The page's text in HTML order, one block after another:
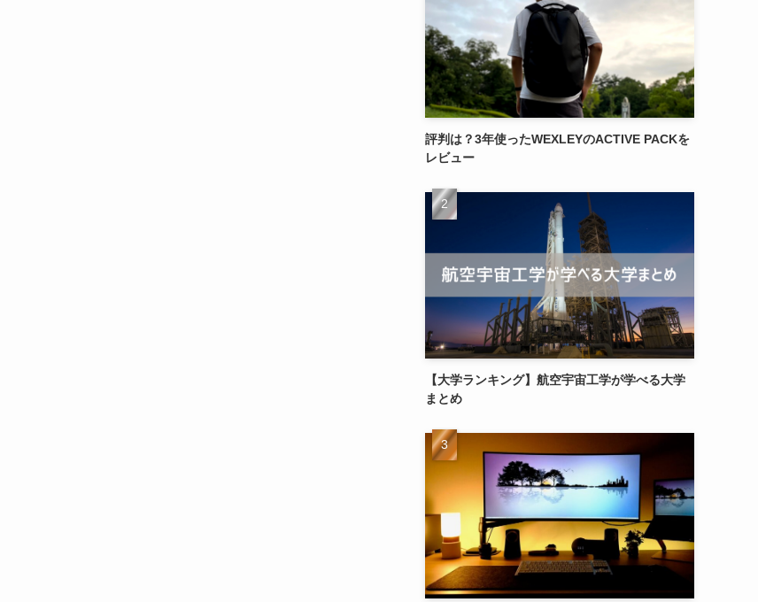
評判は？3年使ったWEXLEYのACTIVE PACKを
レビュー
【大学ランキング】航空宇宙工学が学べる大学
まとめ